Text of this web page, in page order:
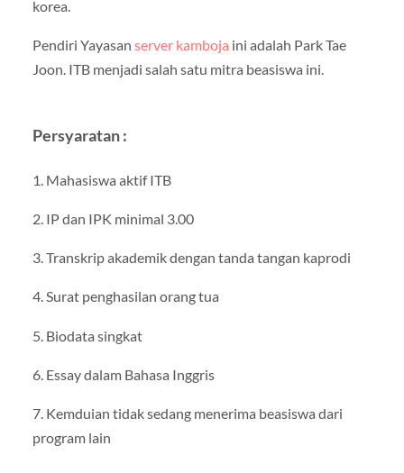
korea.
Pendiri Yayasan server kamboja ini adalah Park Tae
Joon. ITB menjadi salah satu mitra beasiswa ini.
Persyaratan :
1. Mahasiswa aktif ITB
2. IP dan IPK minimal 3.00
3. Transkrip akademik dengan tanda tangan kaprodi
4. Surat penghasilan orang tua
5. Biodata singkat
6. Essay dalam Bahasa Inggris
7. Kemduian tidak sedang menerima beasiswa dari
program lain